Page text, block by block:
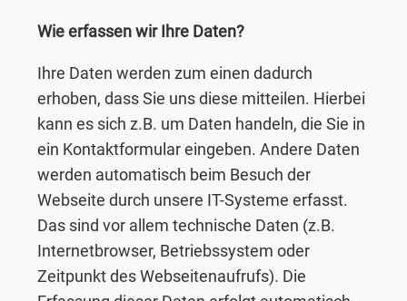
Wie erfassen wir Ihre Daten?
Ihre Daten werden zum einen dadurch
erhoben, dass Sie uns diese mitteilen. Hierbei
kann es sich z.B. um Daten handeln, die Sie in
ein Kontaktformular eingeben. Andere Daten
werden automatisch beim Besuch der
Webseite durch unsere IT-Systeme erfasst.
Das sind vor allem technische Daten (z.B.
Internetbrowser, Betriebssystem oder
Zeitpunkt des Webseitenaufrufs). Die